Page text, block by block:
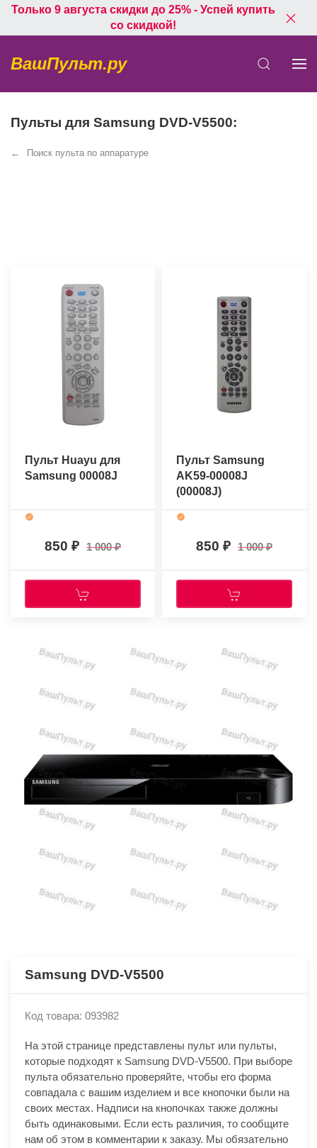
Только 9 августа скидки до 25% - Успей купить
со скидкой!
ВашПульт.ру
Пульты для Samsung DVD-V5500:
Поиск пульта по аппаратуре
Пульт Huayu для
Samsung 00008J
850 1 000
Пульт Samsung
AK59-00008J
(00008J)
(оригинальный)
850 1 000
Samsung DVD-V5500
Код товара: 093982
На этой странице представлены пульт или пульты,
которые подходят к Samsung DVD-V5500. При выборе
пульта обязательно проверяйте, чтобы его форма
совпадала с вашим изделием и все кнопочки были на
своих местах. Надписи на кнопочках также должны
быть одинаковыми. Если есть различия, то сообщите
нам об этом в комментарии к заказу. Мы обязательно